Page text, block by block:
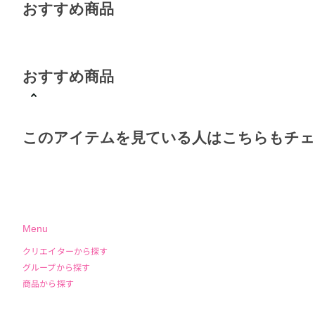
おすすめ商品
おすすめ商品
このアイテムを見ている人はこちらもチ
Menu
クリエイターから探す
グループから探す
商品から探す